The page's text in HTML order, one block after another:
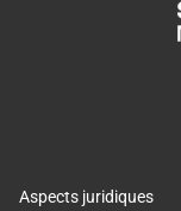
Aspects juridiques